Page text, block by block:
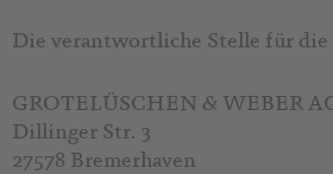
Die verantwortliche Stelle für
GROTELÜSCHEN & WEBER
Dillinger Str. 3
27578 Bremerhaven